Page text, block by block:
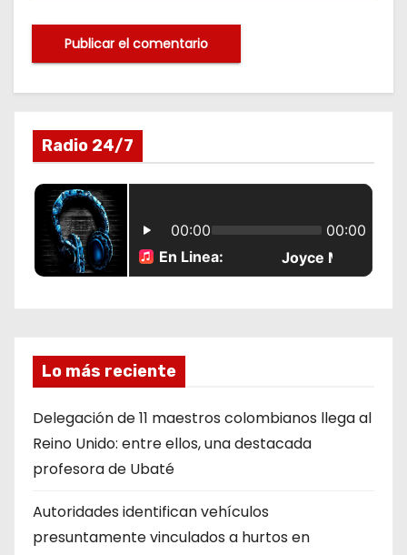
Radio 24/7
Lo más reciente
Delegación de 11 maestros colombianos llega al
Reino Unido: entre ellos, una destacada
profesora de Ubaté
Autoridades identifican vehículos
presuntamente vinculados a hurtos en